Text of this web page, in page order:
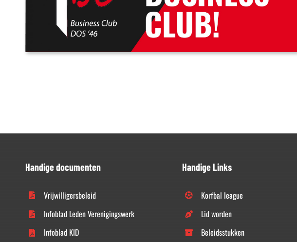
Handige documenten
Vrijwilligersbeleid
Infoblad Leden Verenigingswerk
Infoblad KID
Handige Links
Korfbal league
Lid worden
Beleidsstukken